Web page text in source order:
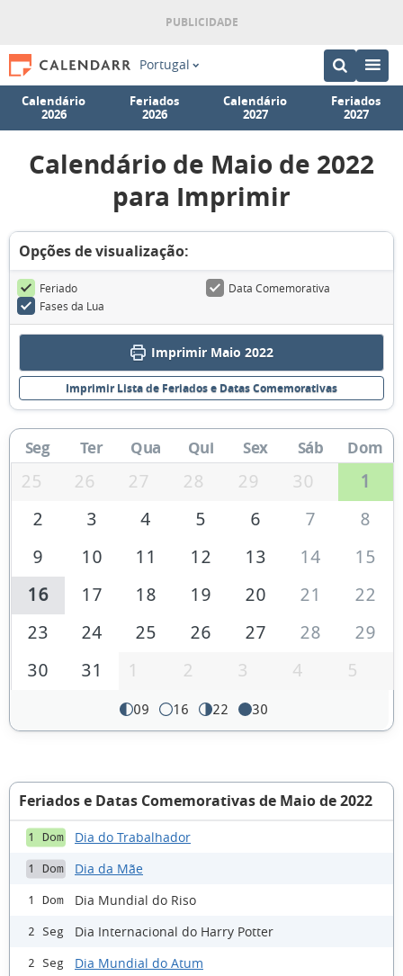
Portugal
Calendário
2026
Feriados
2026
Calendário
2027
Feriados
2027
Calendário de Maio de 2022
para Imprimir
Opções de visualização:
Feriado
Data Comemorativa
Fases da Lua
Imprimir Maio 2022
Imprimir Lista de Feriados e Datas Comemorativas
Seg Ter Qua Qui Sex Sáb Dom
25 26 27 28 29 30
1
2
3 4 5 6 7
8
9
10 11 12 13 14
15
16
17 18 19 20 21
22
23
24 25 26 27 28
29
30
31 1 2 3 4 5
09 16 22 30
Feriados e Datas Comemorativas de Maio de 2022
1 Dom Dia do Trabalhador
1 Dom Dia da Mãe
1 Dom Dia Mundial do Riso
2 Seg Dia Internacional do Harry Potter
2 Seg Dia Mundial do Atum